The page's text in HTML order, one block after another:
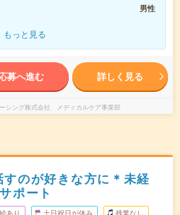
男性
もっと見る
募へ進む 詳しく見る
シング株式会社 メディカルケア事業部
のが好きな方に＊未経
ポート
あり 土日祝日が休み 残業なし